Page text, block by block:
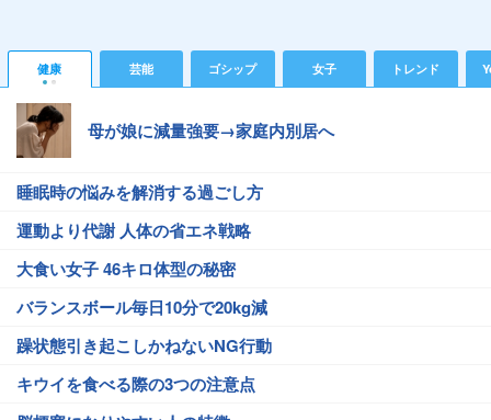
健康 芸能 ゴシップ 女子 トレンド
母が娘に減量強要→家庭内別居へ
睡眠時の悩みを解消する過ごし方
運動より代謝 人体の省エネ戦略
大食い女子 46キロ体型の秘密
バランスボール毎日10分で20kg減
躁状態引き起こしかねないNG行動
キウイを食べる際の3つの注意点